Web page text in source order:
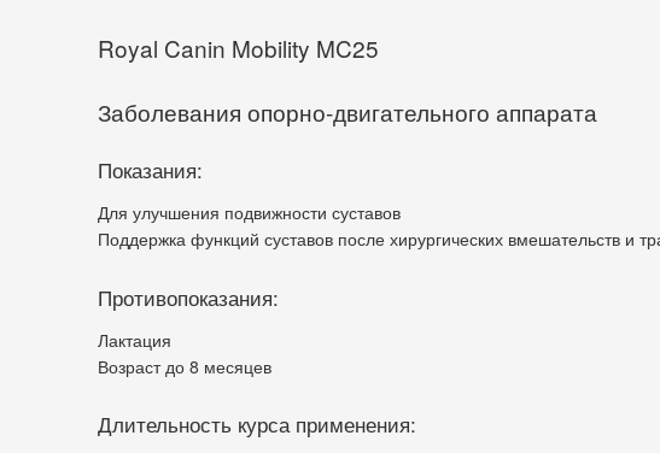
Royal Canin Mobility MC25
Заболевания опорно-двигательного аппарата
Показания:
Для улучшения подвижности суставов
Поддержка функций суставов после хирургических вмешательств и
Противопоказания:
Лактация
Возраст до 8 месяцев
Длительность курса применения: